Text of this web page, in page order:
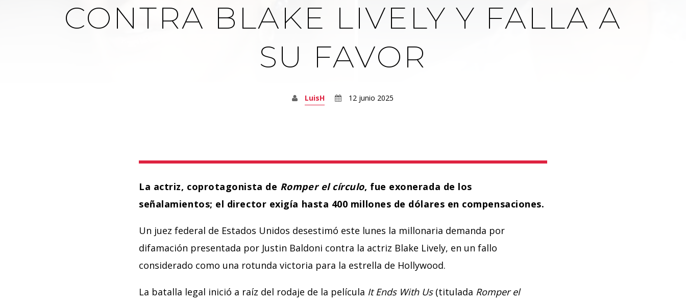
CONTRA BLAKE LIVELY Y FALLA A
SU FAVOR
LuisH 12 junio 2025
La actriz, coprotagonista de Romper el círculo, fue exonerada de los
señalamientos; el director exigía hasta 400 millones de dólares en compensaciones.
Un juez federal de Estados Unidos desestimó este lunes la millonaria demanda por
difamación presentada por Justin Baldoni contra la actriz Blake Lively, en un fallo
considerado como una rotunda victoria para la estrella de Hollywood.
La batalla legal inició a raíz del rodaje de la película It Ends With Us(titulada Romper el